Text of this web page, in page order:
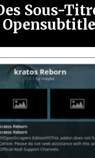
Sous-